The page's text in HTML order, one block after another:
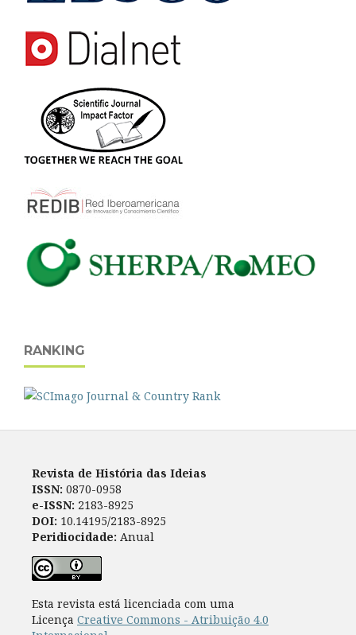
RANKING
Revista de História das Ideias
ISSN: 0870-0958
e-ISSN: 2183-8925
DOI: 10.14195/2183-8925
Peridiocidade: Anual
Esta revista está licenciada com uma
Licença Creative Commons - Atribuição 4.0